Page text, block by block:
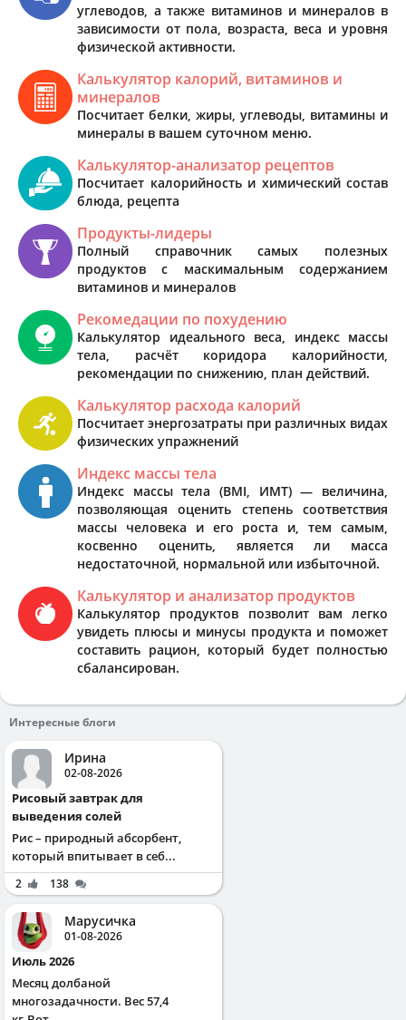
углеводов, а также витаминов и минералов в
зависимости от пола, возраста, веса и уровня
физической активности.
Калькулятор калорий, витаминов и
минералов
Посчитает белки, жиры, углеводы, витамины и
минералы в вашем суточном меню.
Калькулятор-анализатор рецептов
Посчитает калорийность и химический состав
блюда, рецепта
Продукты-лидеры
Полный справочник самых полезных
продуктов с маскимальным содержанием
витаминов и минералов
Рекомедации по похудению
Калькулятор идеального веса, индекс массы
тела, расчёт коридора калорийности,
рекомендации по снижению, план действий.
Калькулятор расхода калорий
Посчитает энергозатраты при различных видах
физических упражнений
Индекс массы тела
Индекс массы тела (BMI, ИМТ) — величина,
позволяющая оценить степень соответствия
массы человека и его роста и, тем самым,
косвенно оценить, является ли масса
недостаточной, нормальной или избыточной.
Калькулятор и анализатор продуктов
Калькулятор продуктов позволит вам легко
увидеть плюсы и минусы продукта и поможет
составить рацион, который будет полностью
сбалансирован.
Интересные блоги
Ирина
02-08-2026
Рисовый завтрак для
выведения солей
Рис – природный абсорбент,
который впитывает в себ...
2 138
Марусичка
01-08-2026
Июль 2026
Месяц долбаной
многозадачности. Вес 57,4